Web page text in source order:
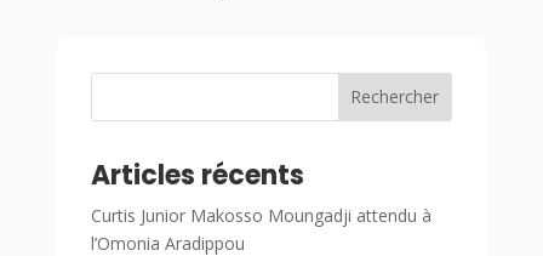
Rechercher
Articles récents
Curtis Junior Makosso Moungadji attendu à
l’Omonia Aradippou